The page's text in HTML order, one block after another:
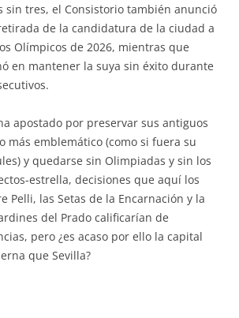
sin tres, el Consistorio también anunció
de la candidatura de la ciudad a
Olímpicos de 2026, mientras que
en mantener la suya sin éxito durante
apostado por preservar sus antiguos
más emblemático (como si fuera su
y quedarse sin Olimpiadas y sin los
estrella, decisiones que aquí los
Pelli, las Setas de la Encarnación y la
del Prado calificarían de
pero ¿es acaso por ello la capital
que Sevilla?